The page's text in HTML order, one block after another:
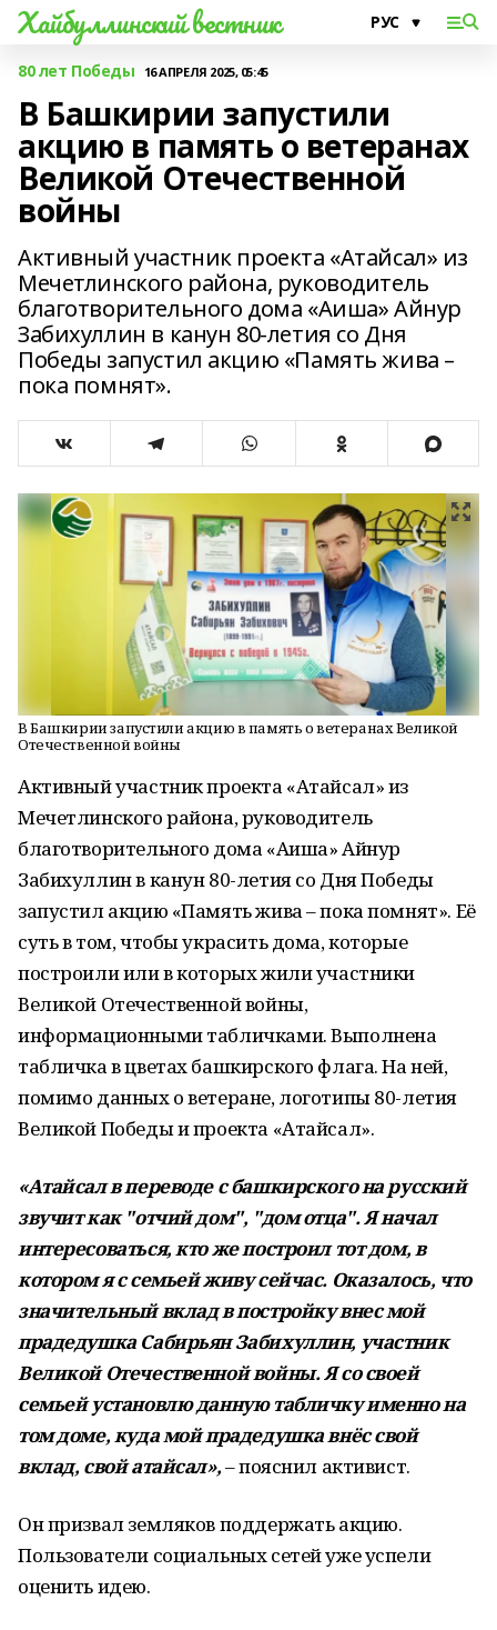
Хайбуллинский вестник
80 лет Победы 16 АПРЕЛЯ 2025, 05:45
В Башкирии запустили
акцию в память о ветеранах
Великой Отечественной
войны
Активный участник проекта «Атайсал» из
Мечетлинского района, руководитель
благотворительного дома «Аиша» Айнур
Забихуллин в канун 80-летия со Дня
Победы запустил акцию «Память жива –
пока помнят».
В Башкирии запустили акцию в память о ветеранах Великой
Отечественной войны
Активный участник проекта «Атайсал» из
Мечетлинского района, руководитель
благотворительного дома «Аиша» Айнур
Забихуллин в канун 80-летия со Дня Победы
запустил акцию «Память жива – пока помнят». Её
суть в том, чтобы украсить дома, которые
построили или в которых жили участники
Великой Отечественной войны,
информационными табличками. Выполнена
табличка в цветах башкирского флага. На ней,
помимо данных о ветеране, логотипы 80-летия
Великой Победы и проекта «Атайсал».
«Атайсал в переводе с башкирского на русский
звучит как "отчий дом", "дом отца". Я начал
интересоваться, кто же построил тот дом, в
котором я с семьей живу сейчас. Оказалось, что
значительный вклад в постройку внес мой
прадедушка Сабирьян Забихуллин, участник
Великой Отечественной войны. Я со своей
семьей установлю данную табличку именно на
том доме, куда мой прадедушка внёс свой
вклад, свой атайсал»,– пояснил активист.
Он призвал земляков поддержать акцию.
Пользователи социальных сетей уже успели
оценить идею.